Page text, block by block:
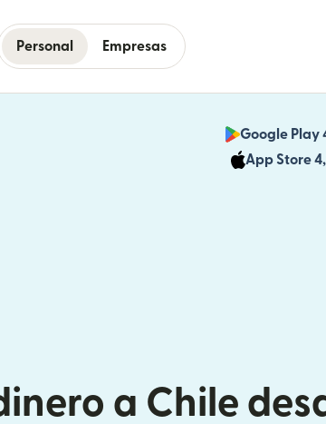
Personal Empresas
Google Play
App Store
a Chile